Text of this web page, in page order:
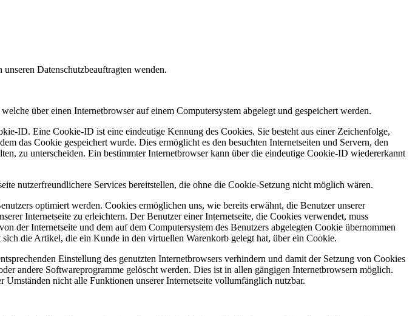
Datenschutzbeauftragten wenden.
über einen Internetbrowser auf einem Computersystem abgelegt und gespeichert werden.
ID. Eine Cookie-ID ist eine eindeutige Kennung des Cookies. Sie besteht aus einer Zeichenfolge,
das Cookie gespeichert wurde. Dies ermöglicht es den besuchten Internetseiten und Servern, den
zu unterscheiden. Ein bestimmter Internetbrowser kann über die eindeutige Cookie-ID wiedererkannt
nutzerfreundlichere Services bereitstellen, die ohne die Cookie-Setzung nicht möglich wären.
optimiert werden. Cookies ermöglichen uns, wie bereits erwähnt, die Benutzer unserer
Internetseite zu erleichtern. Der Benutzer einer Internetseite, die Cookies verwendet, muss
der Internetseite und dem auf dem Computersystem des Benutzers abgelegten Cookie übernommen
die Artikel, die ein Kunde in den virtuellen Warenkorb gelegt hat, über ein Cookie.
Einstellung des genutzten Internetbrowsers verhindern und damit der Setzung von Cookies
andere Softwareprogramme gelöscht werden. Dies ist in allen gängigen Internetbrowsern möglich.
nicht alle Funktionen unserer Internetseite vollumfänglich nutzbar.